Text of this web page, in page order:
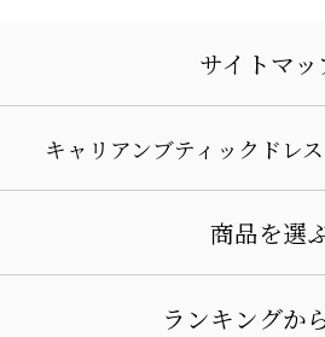
サイトマッ
キャリアンブティックドレ
商品を選
ランキングか